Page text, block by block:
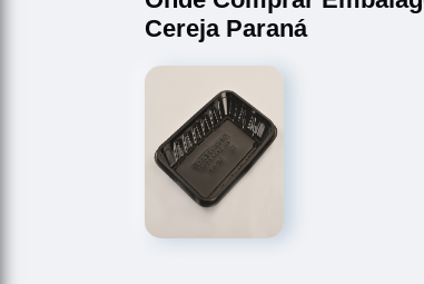
Cereja Paraná